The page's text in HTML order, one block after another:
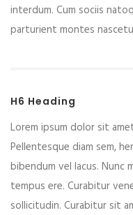
interdum. Cum sociis
parturient montes
H6 Heading
Lorem ipsum dolor sit
Pellentesque diam sem,
bibendum vel lacus. Nunc
tempus ere. Curabitur
sollicitudin. Curabitur sit